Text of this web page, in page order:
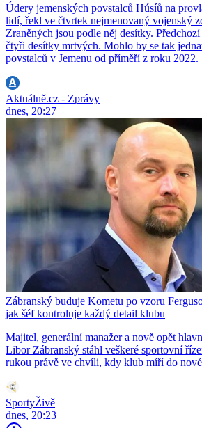
Údery jemenských povstalců Húsíů na
lidí, řekl ve čtvrtek nejmenovaný vojenský
Zraněných jsou podle něj desítky.
čtyři desítky mrtvých. Mohlo by se tak
povstalců v Jemenu od příměří z roku 2022.
Aktuálně.cz - Zprávy
dnes, 20:27
Zábranský buduje Kometu po vzoru
jak šéf kontroluje každý detail klubu
Majitel, generální manažer a nově opět
Libor Zábranský stáhl veškeré sportovní
rukou právě ve chvíli, kdy klub míří do
SportyŽivě
dnes, 20:23